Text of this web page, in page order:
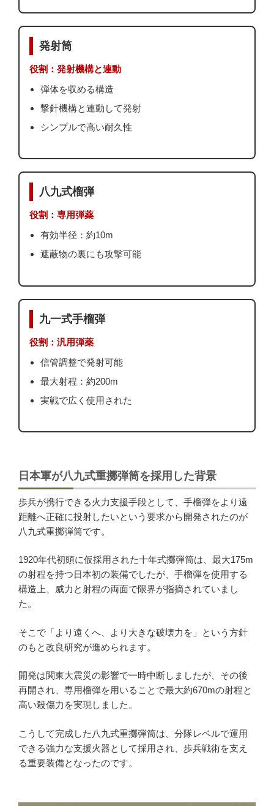
発射筒
役割：発射機構と連動
弾体を収める構造
撃針機構と連動して発射
シンプルで高い耐久性
八九式榴弾
役割：専用弾薬
有効半径：約10m
遮蔽物の裏にも攻撃可能
九一式手榴弾
役割：汎用弾薬
信管調整で発射可能
最大射程：約200m
実戦で広く使用された
日本軍が八九式重擲弾筒を採用した背景
歩兵が携行できる火力支援手段として、手榴弾をより遠
距離へ正確に投射したいという要求から開発されたのが
八九式重擲弾筒です。
1920年代初頭に仮採用された十年式擲弾筒は、最大175m
の射程を持つ日本初の装備でしたが、手榴弾を使用する
構造上、威力と射程の両面で限界が指摘されていまし
た。
そこで「より遠くへ、より大きな破壊力を」という方針
のもと改良研究が進められます。
開発は関東大震災の影響で一時中断しましたが、その後
再開され、専用榴弾を用いることで最大約670mの射程と
高い殺傷力を実現しました。
こうして完成した八九式重擲弾筒は、分隊レベルで運用
できる強力な支援火器として採用され、歩兵戦術を支え
る重要装備となったのです。